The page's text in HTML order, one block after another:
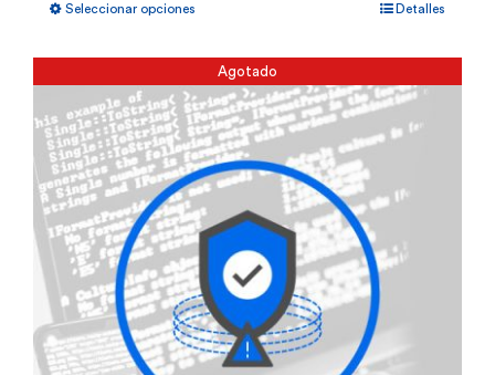
Seleccionar opciones
tiene
múltiples
variantes.
Las
opciones
se
pueden
elegir
en
Detalles
Agotado